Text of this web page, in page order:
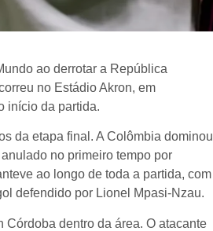
ao derrotar a República
no Estádio Akron, em
início da partida.
da etapa final. A Colômbia dominou
no primeiro tempo por
ao longo de toda a partida, com
defendido por Lionel Mpasi-Nzau.
dentro da área. O atacante